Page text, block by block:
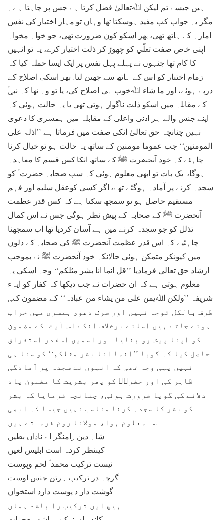
ہیں جیسے تم لیکن اﷲتعالیٰ فضل کرتا ہے جس پر چاہتا ہے۔
مگر یہ جواب کب مفید ہوسکتا تھا وہاں تو مہار اختیار کی نفس
امارہ کے ہاتھ تھی، پھر اسکو کون ضرورت تھی، جو خواہ مخواہ
اپنی خاص صفت تعلّي کو چھوڑ کر ذلت اختیار کرے، یہ تو انہیں
کا کام تھا جنہوں نے پہلے پہل نفس پر ایک ایسا حملہ کیا کہ
زمام اختیار کو اس کے ہاتھ سے چھین لیا، پھر اسکی اصلاح کے
درپے ہوئے، اور ما شاء اﷲخوب ہی اصلاح کی، یا تو وہ تھا کہ نبیؑ
کے مقابلہ میں اسکو ذلت ناگوار ہوتی تھی یا یہ حالت ہوئی کہ
اپنے جنس والے ہر ادنی واعلی کے مقابلہ میں ہمسری کا دعوی
نہیں چنانچہ حق تعالیٰ انکی صفت میں فرماتا ہے ’’اذلۃ علی
المومنین‘‘ جب عموما مومنین کے ساتھ یہ حالت ہو تو خیال کرنا
چاہئے کہ خود آنحضرت ﷺ کے ساتھ انکا کس قسم کا معاہدہ
ہوگا، ایک بات تو ابھی معلوم ہوئی کہ سب صحابہ حضرت ؑ کو
سجدہ کرنے پر آمادہ ہوگئے تھے، اگر کسی کوعقل سلیم اور فہم
مستقیم حاصل ہو تو سمجھ سکتا ہے کہ کس قدر عظمت
آنحضرت ﷺ کے صحابہ کے پیش نظر ہوگی جس نے اس کمال
تذلل کو جو سجدہ کرنے میں ہے آسان کردیا تھا اب سمجھنا
چاہئیے کہ اس قدر عظمت آنحضرت ﷺ کی صحابہ کے دلوں
میں کیونکر متمکن ہوئی حالانکہ خود آنحضرت ﷺ نے بموجب
ارشاد حق تعالی فرمادیا ’’قل انما انا بشر مثلکم‘‘ وجہ اسکی یہ
معلوم ہوتی ہے کہ ان حضرات نے جب دیکھا کہ کفار کو آیہء
شریفہ ’’ولکن اﷲیمن علی من یشاء من عبادہ‘‘ کے مضمون کی
طرف بالکل توجہ نہیں اور صرف دعوی ہمسری میں خراب
ہوئے جاتے ہیں اسلئے برخلاف انکے اس آیت کے مضمون
کو اپنا پیش رو بنایا اور اسمیں اسقدر استغراق
حاصل کیا کہ گویا ’’انما انا بشر مثلکم‘‘ کو سنا ہی
نہیں یہی وجہ تھی کہ انہوں نے سجدہ پر آمادگی
ظاہر کی اور حضرتؑ کو پھر بشریت کا مضمون یاد
دلانے کی گویا ضرورت ہوئی، چنانچہ فرمایا کہ بشر
کو بشر کا سجدہ کرنا مناسب نہیں جیسا کہ ابھی
معلوم ہوا، مولانا روم فرماتے ہیں ؎
شاہ دین رامنگر اے ناداں بطیں
کیںنظر کردہ است ابلیس لعیں
نیست ترکیب محمد ؑ لحم وپوست
گرچہ در ترکیب ہرتن جنس اوست
گوشت دار د پوست دارد استخواں
ہیچ ایں ترکیب را باشد ہماں